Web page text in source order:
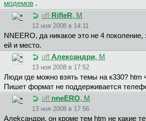
модемов .
off RifleR, М
12 ноя 2008 в 14:11
NNEERO, да никакое это не 4
ей и место.
off Александри, М
13 ноя 2008 в 17:52
Люди где можно взять темы на к330? htm
Пишет формат не поддерживается
off nneERO, М
13 ноя 2008 в 17:56
Aлekcaндpи, он кроме тем htm не какие